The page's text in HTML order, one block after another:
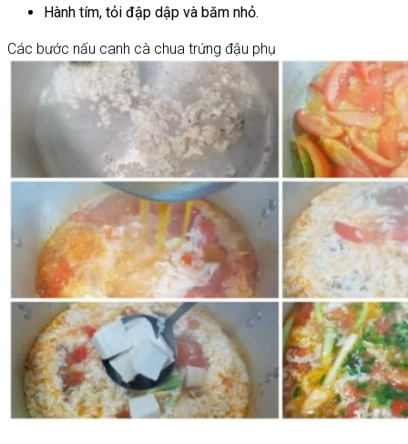
Hành tím, tỏi đập dập và băm nhỏ.
Các bước nấu canh cà chua trứng đậu phụ